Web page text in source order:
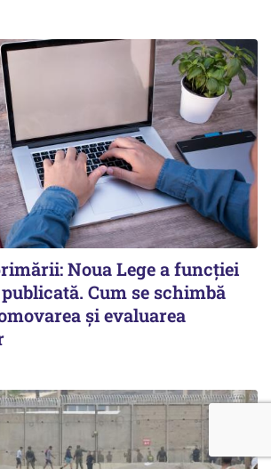
Noua Lege a funcției
Cum se schimbă
și evaluarea